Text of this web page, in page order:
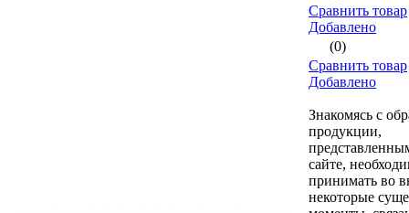
Сравнить товар
Добавлено
(0)
Сравнить товар
Добавлено
Знакомясь с
продукции,
сайте,
принимать во
некоторые